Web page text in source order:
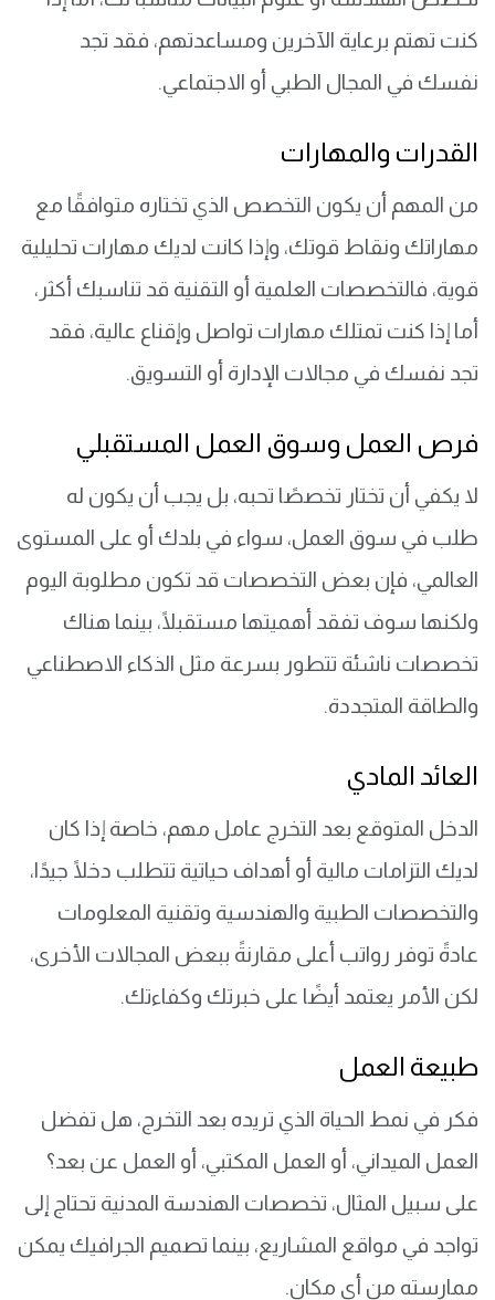
كنت تهتم برعاية الآخرين ومساعدتهم، فقد تجد
نفسك في المجال الطبي أو الاجتماعي.
القدرات والمهارات
من المهم أن يكون التخصص الذي تختاره متوافقًا مع
مهاراتك ونقاط قوتك، وإذا كانت لديك مهارات تحليلية
قوية، فالتخصصات العلمية أو التقنية قد تناسبك أكثر،
أما إذا كنت تمتلك مهارات تواصل وإقناع عالية، فقد
تجد نفسك في مجالات الإدارة أو التسويق.
فرص العمل وسوق العمل المستقبلي
لا يكفي أن تختار تخصصًا تحبه، بل يجب أن يكون له
طلب في سوق العمل، سواء في بلدك أو على المستوى
العالمي، فإن بعض التخصصات قد تكون مطلوبة اليوم
ولكنها سوف تفقد أهميتها مستقبلًا، بينما هناك
تخصصات ناشئة تتطور بسرعة مثل الذكاء الاصطناعي
والطاقة المتجددة.
العائد المادي
الدخل المتوقع بعد التخرج عامل مهم، خاصة إذا كان
لديك التزامات مالية أو أهداف حياتية تتطلب دخلًا جيدًا،
والتخصصات الطبية والهندسية وتقنية المعلومات
عادةً توفر رواتب أعلى مقارنةً ببعض المجالات الأخرى،
لكن الأمر يعتمد أيضًا على خبرتك وكفاءتك.
طبيعة العمل
فكر في نمط الحياة الذي تريده بعد التخرج، هل تفضل
العمل الميداني، أو العمل المكتبي، أو العمل عن بعد؟
على سبيل المثال، تخصصات الهندسة المدنية تحتاج إلى
تواجد في مواقع المشاريع، بينما تصميم الجرافيك يمكن
ممارسته من أي مكان.